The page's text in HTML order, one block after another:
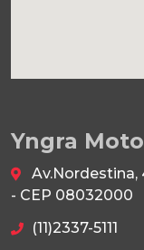
Yngra
Av.Nordestina,
- CEP 08032000
(11)2337-5111